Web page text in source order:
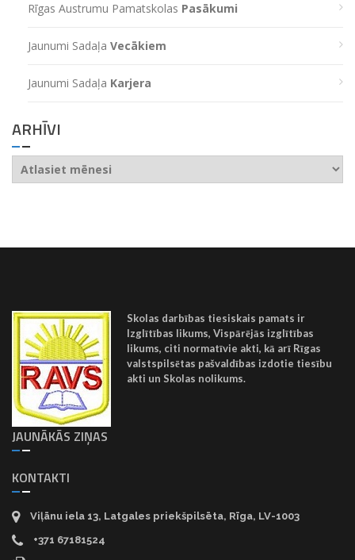
Rīgas Austrumu Pamatskolas Pasākumi
Jaunumi Sadaļa Vecākiem
Jaunumi Sadaļa Karjera
ARHĪVI
Arhīvi
Skolas darbības tiesiskais pamats ir
Izglītības likums, Vispārējās izglītības
likums, citi normatīvie akti, kā arī Rīgas
valstspilsētas pašvaldības izdotie tiesību
akti un Skolas nolikums.
JAUNĀKĀS ZIŅAS
KONTAKTI
Viļānu iela 13, Latgales priekšpilsēta, Rīga, LV-1003
+371 67181524